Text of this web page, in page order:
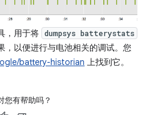
，用于将 dumpsys batterystats
，以便进行与电池相关的调试。您
battery-historian 上找到它。
您有帮助吗？